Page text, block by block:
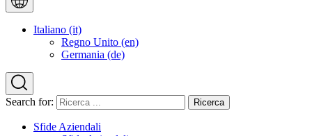
Italiano (it)
Regno Unito (en)
Germania (de)
Search for:
Sfide Aziendali